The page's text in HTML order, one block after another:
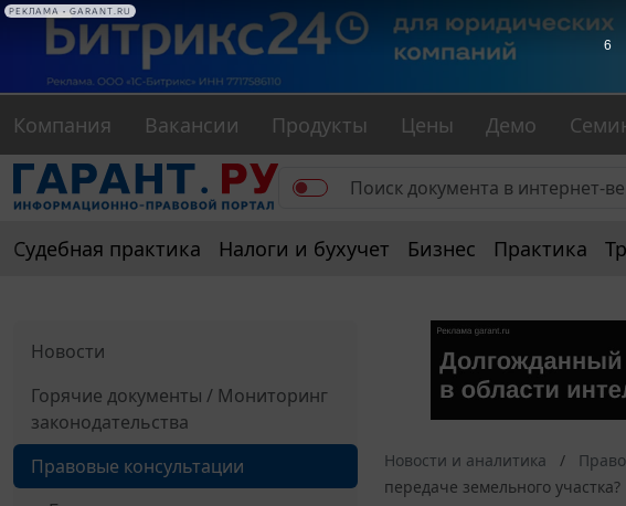
Компания Вакансии Продукты Цены Демо
Судебная практика Налоги и бухучет Бизнес Практика
Новости
Горячие документы / Мониторинг
законодательства
Правовые консультации
Новости и аналитика
передаче земельного участка?
5
РЕКЛАМА • GARANT.RU